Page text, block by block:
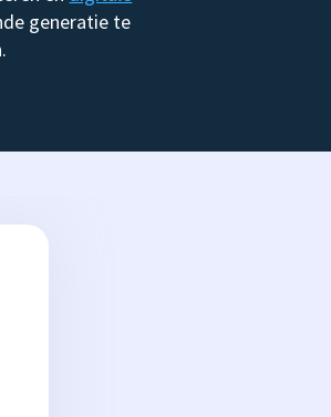
generatie te